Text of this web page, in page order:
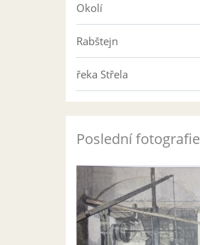
Okolí
Rabštejn
řeka Střela
Poslední fotografie